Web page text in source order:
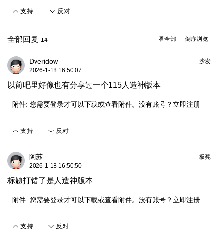
支持 反对
倒序浏览
看全部
全部回复 14
沙发
Dveridow
2026-1-18 16:50:07
以前吧里好像也有分享过一个115人造神版本
附件: 您需要登录才可以下载或查看附件。没有账号？ 立即注册
支持 反对
板凳
阿苏
2026-1-18 16:50:50
标题打错了是人造神版本
附件: 您需要登录才可以下载或查看附件。没有账号？ 立即注册
支持 反对